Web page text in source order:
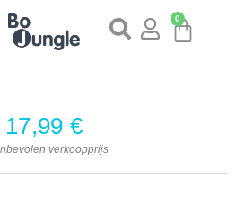
0
17,99 €
verkoopprijs